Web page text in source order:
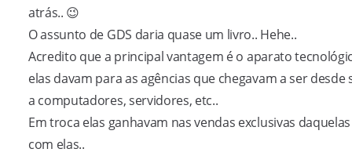
atrás.. 😉
O assunto de GDS daria quase um livro.. Hehe..
Acredito que a principal vantagem é o aparato
elas davam para as agências que chegavam a ser desde
a computadores, servidores, etc..
Em troca elas ganhavam nas vendas exclusivas
com elas..